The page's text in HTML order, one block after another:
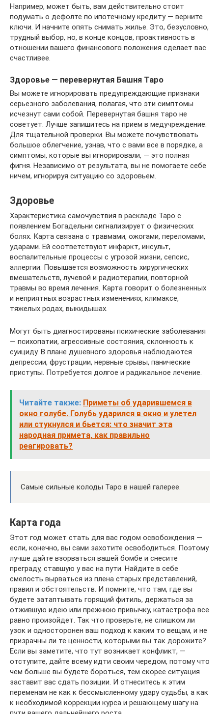
Например, может быть, вам действительно стоит
подумать о дефолте по ипотечному кредиту — верните
ключи. И начните опять снимать жилье. Это, безусловно,
трудный выбор, но, в конце концов, проактивность в
отношении вашего финансового положения сделает вас
счастливее.
Здоровье — перевернутая Башня Таро
Вы можете игнорировать предупреждающие признаки
серьезного заболевания, полагая, что эти симптомы
исчезнут сами собой. Перевернутая башня таро не
советует. Лучше запишитесь на прием в медучреждение.
Для тщательной проверки. Вы можете почувствовать
большое облегчение, узнав, что с вами все в порядке, а
симптомы, которые вы игнорировали, — это полная
фигня. Независимо от результата, вы не помогаете себе
ничем, игнорируя ситуацию со здоровьем.
Здоровье
Характеристика самочувствия в раскладе Таро с
появлением Богадельни сигнализирует о физических
болях. Карта связана с травмами, ожогами, переломами,
ударами. Ей соответствуют инфаркт, инсульт,
воспалительные процессы с угрозой жизни, сепсис,
аллергии. Повышается возможность хирургических
вмешательств, лучевой и радиотерапии, повторной
травмы во время лечения. Карта говорит о болезненных
и неприятных возрастных изменениях, климаксе,
тяжелых родах, выкидышах.
Могут быть диагностированы психические заболевания
— психопатии, агрессивные состояния, склонность к
суициду. В плане душевного здоровья наблюдаются
депрессии, фрустрации, нервные срывы, панические
приступы. Потребуется долгое и радикальное лечение.
Читайте также: Приметы об ударившемся в
окно голубе. Голубь ударился в окно и улетел
или стукнулся и бьется: что значит эта
народная примета, как правильно
реагировать?
Самые сильные колоды Таро в нашей галерее.
Карта года
Этот год может стать для вас годом освобождения —
если, конечно, вы сами захотите освободиться. Поэтому
лучше дайте взорваться вашей бомбе и снесите
преграду, ставшую у вас на пути. Найдите в себе
смелость вырваться из плена старых представлений,
правил и обстоятельств. И помните, что там, где вы
будете затаптывать горящий фитиль, держаться за
отжившую идею или прежнюю привычку, катастрофа все
равно произойдет. Так что проверьте, не слишком ли
узок и односторонен ваш подход к каким то вещам, и не
призрачны ли те ценности, которыми вы так дорожите?
Если вы заметите, что тут возникает конфликт, —
отступите, дайте всему идти своим чередом, потому что
чем больше вы будете бороться, тем скорее ситуация
заставит вас сдать позиции. И отнеситесь к этим
переменам не как к бессмысленному удару судьбы, а как
к необходимой коррекции курса и решающему шагу на